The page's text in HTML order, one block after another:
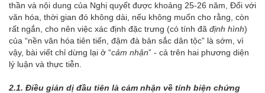
thần và nội dung của Nghị quyết được khoảng 25-26 năm, Đối với
văn hóa, thời gian đó không dài, nếu không muốn cho rằng, còn
rất ngắn, cho nên việc xác định đặc trưng (có tính đã định hình)
của “nền văn hóa tiên tiến, đậm đà bản sắc dân tộc” là sớm, vì
vậy, bài viết chỉ dừng lại ở “cảm nhận” - cả trên hai phương diện
lý luận và thực tiễn.
2.1. Điều giản dị đầu tiên là cảm nhận về tính biện chứng